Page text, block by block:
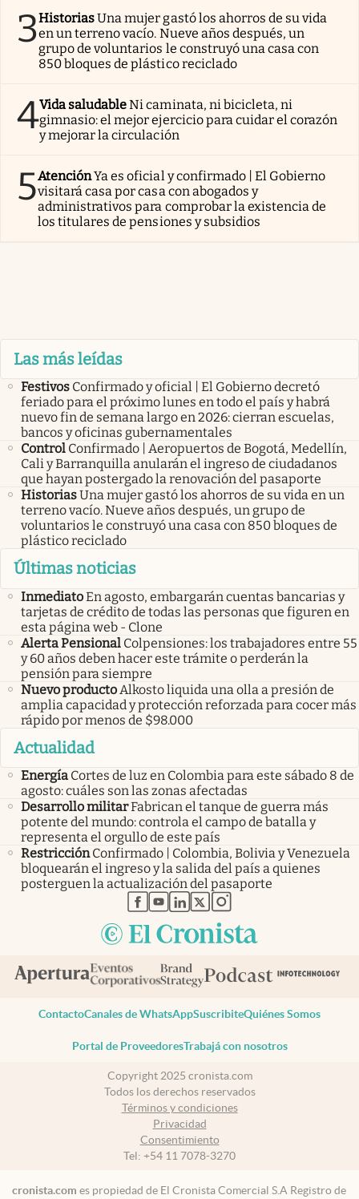
3HistoriasUna mujer gastó los ahorros de su vida
en un terreno vacío. Nueve años después, un
grupo de voluntarios le construyó una casa con
850 bloques de plástico reciclado
4Vida saludableNi caminata, ni bicicleta, ni
gimnasio: el mejor ejercicio para cuidar el corazón
y mejorar la circulación
5AtenciónYa es oficial y confirmado | El Gobierno
visitará casa por casa con abogados y
administrativos para comprobar la existencia de
los titulares de pensiones y subsidios
Las más leídas
Festivos Confirmado y oficial | El Gobierno decretó
feriado para el próximo lunes en todo el país y habrá
nuevo fin de semana largo en 2026: cierran escuelas,
bancos y oficinas gubernamentales
Control Confirmado | Aeropuertos de Bogotá, Medellín,
Cali y Barranquilla anularán el ingreso de ciudadanos
que hayan postergado la renovación del pasaporte
HistoriasUna mujer gastó los ahorros de su vida en un
terreno vacío. Nueve años después, un grupo de
voluntarios le construyó una casa con 850 bloques de
plástico reciclado
Últimas noticias
InmediatoEn agosto, embargarán cuentas bancarias y
tarjetas de crédito de todas las personas que figuren en
esta página web - Clone
Alerta Pensional Colpensiones: los trabajadores entre 55
y 60 años deben hacer este trámite o perderán la
pensión para siempre
Nuevo producto Alkosto liquida una olla a presión de
amplia capacidad y protección reforzada para cocer más
rápido por menos de $98.000
Actualidad
Energía Cortes de luz en Colombia para este sábado 8 de
agosto: cuáles son las zonas afectadas
Desarrollo militarFabrican el tanque de guerra más
potente del mundo: controla el campo de batalla y
representa el orgullo de este país
Restricción Confirmado | Colombia, Bolivia y Venezuela
bloquearán el ingreso y la salida del país a quienes
posterguen la actualización del pasaporte
abre en nueva pestaña
abre en nueva pestaña
abre en nueva pestaña
abre en nueva pestaña
abre en nueva pestaña
ContactoCanales de WhatsAppSuscribiteQuiénes Somos
Portal de ProveedoresTrabajá con nosotros
Copyright 2025 cronista.com
Todos los derechos reservados
Términos y condiciones
Privacidad
Consentimiento
Tel: +54 11 7078-3270
cronista.com es propiedad de El Cronista Comercial S.A Registro de